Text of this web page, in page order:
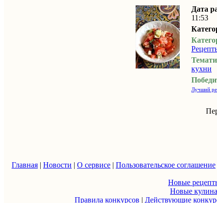
Дата
11:53
кухни
Лучший
Главная | Новости | О сервисе | Пользовательское соглашение
Новые
Новые
Правила конкурсов | Действующие